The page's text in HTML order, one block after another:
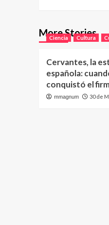
More Stories
Ciencia Cultura
Cervantes, la
española:
conquistó el
mmagnum 30 de